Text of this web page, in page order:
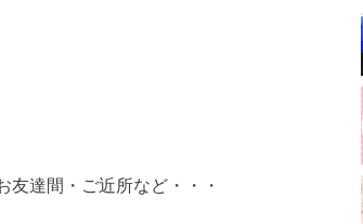
友達間・ご近所など・・・